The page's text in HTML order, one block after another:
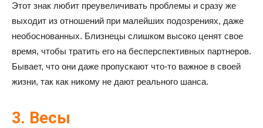
Этот знак любит преувеличивать проблемы и сразу же
выходит из отношений при малейших подозрениях, даже
необоснованных. Близнецы слишком высоко ценят свое
время, чтобы тратить его на бесперспективных партнеров.
Бывает, что они даже пропускают что-то важное в своей
жизни, так как никому не дают реального шанса.
3. Весы